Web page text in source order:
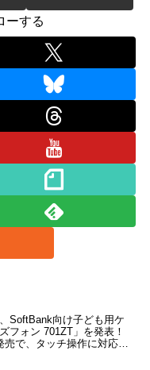
ーする
SoftBank向け子ども用ケ
フォン 701ZT」を発表！
売で、タッチ操作に対応し